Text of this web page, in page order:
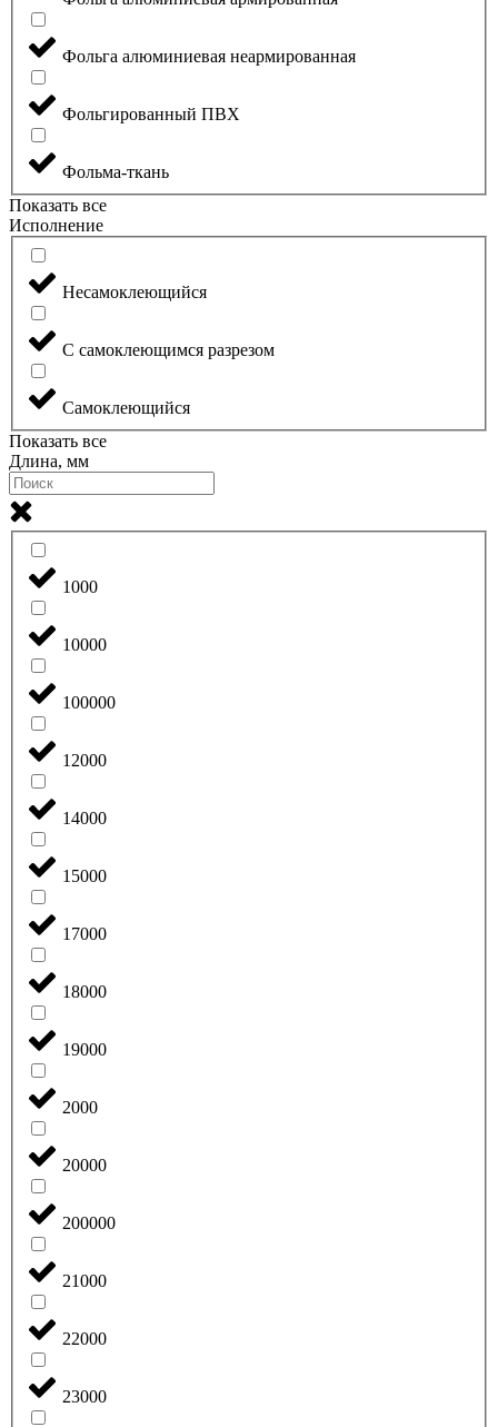
Фольга алюминиевая неармированная
Фольгированный ПВХ
Фольма-ткань
Показать все
Исполнение
Несамоклеющийся
С самоклеющимся разрезом
Самоклеющийся
Показать все
Длина, мм
1000
10000
100000
12000
14000
15000
17000
18000
19000
2000
20000
200000
21000
22000
23000